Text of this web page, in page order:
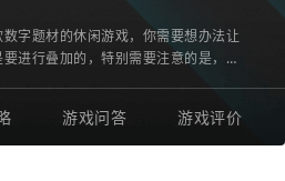
字题材的休闲游戏，你需要想办法让
进行叠加的，特别需要注意的是，别
游戏问答 游戏评价